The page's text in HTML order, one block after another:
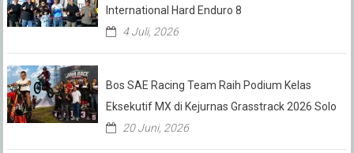
International Hard Enduro 8
4 Juli, 2026
Bos SAE Racing Team Raih Podium Kelas
Eksekutif MX di Kejurnas Grasstrack 2026 Solo
20 Juni, 2026